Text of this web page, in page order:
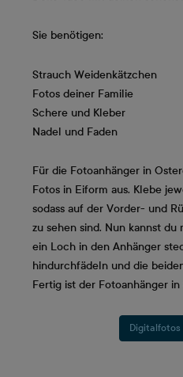
Sie benötigen:
Strauch Weidenkätzchen
Fotos deiner Familie
Schere und Kleber
Nadel und Faden
Für die Fotoanhänger in
Fotos in Eiform aus. Klebe
sodass auf der Vorder- und
zu sehen sind. Nun kannst
ein Loch in den Anhänger
hindurchfädeln und die
Fertig ist der Fotoanhänger